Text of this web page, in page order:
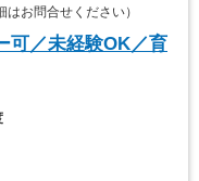
お問合せください）
可／未経験OK／育